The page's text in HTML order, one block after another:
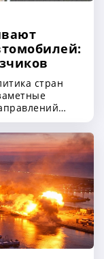
стран
весом
обусловлена
до стремления
и обеспечить
участников
в новой
в движении,
которые
частью